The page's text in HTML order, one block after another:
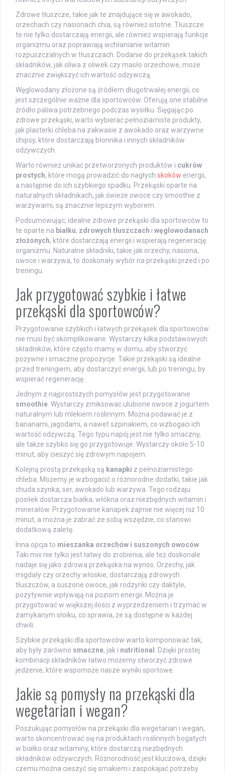
Zdrowe tłuszcze, takie jak te znajdujące się w awokado,
orzechach czy nasionach chia, są również istotne. Tłuszcze
te nie tylko dostarczają energii, ale również wspierają funkcje
organizmu oraz poprawiają wchłanianie witamin
rozpuszczalnych w tłuszczach. Dodanie do przekąsek takich
składników, jak oliwa z oliwek czy masło orzechowe, może
znacznie zwiększyć ich wartość odżywczą.
Węglowodany złożone są źródłem długotrwałej energii, co
jest szczególnie ważne dla sportowców. Oferują one stabilne
źródło paliwa potrzebnego podczas wysiłku. Sięgając po
zdrowe przekąski, warto wybierać pełnoziarniste produkty,
jak plasterki chleba na zakwasie z awokado oraz warzywne
chipsy, które dostarczają błonnika i innych składników
odżywczych.
Warto również unikać przetworzonych produktów i cukrów
prostych, które mogą prowadzić do nagłych skoków energii,
a następnie do ich szybkiego spadku. Przekąski oparte na
naturalnych składnikach, jak świeże owoce czy smoothie z
warzywami, są znacznie lepszym wyborem.
Podsumowując, idealne zdrowe przekąski dla sportowców to
te oparte na białku, zdrowych tłuszczach i węglowodanach
złożonych, które dostarczają energii i wspierają regenerację
organizmu. Naturalne składniki, takie jak orzechy, nasiona,
owoce i warzywa, to doskonały wybór na przekąski przed i po
treningu.
Jak przygotować szybkie i łatwe
przekąski dla sportowców?
Przygotowanie szybkich i łatwych przekąsek dla sportowców
nie musi być skomplikowane. Wystarczy kilka podstawowych
składników, które często mamy w domu, aby stworzyć
pożywne i smaczne propozycje. Takie przekąski są idealne
przed treningiem, aby dostarczyć energii, lub po treningu, by
wspierać regenerację.
Jednym z najprostszych pomysłów jest przygotowanie
smoothie . Wystarczy zmiksować ulubione owoce z jogurtem
naturalnym lub mlekiem roślinnym. Można podawać je z
bananami, jagodami, a nawet szpinakiem, co wzbogaci ich
wartość odżywczą. Tego typu napój jest nie tylko smaczny,
ale także szybko się go przygotowuje. Wystarczy około 5-10
minut, aby cieszyć się zdrowym napojem.
Kolejną prostą przekąską są kanapki z pełnoziarnistego
chleba. Możemy je wzbogacić o różnorodne dodatki, takie jak
chuda szynka, ser, awokado lub warzywa. Tego rodzaju
posiłek dostarcza białka, włókna oraz niezbędnych witamin i
minerałów. Przygotowanie kanapek zajmie nie więcej niż 10
minut, a można je zabrać ze sobą wszędzie, co stanowi
dodatkową zaletę.
Inna opcja to mieszanka orzechów i suszonych owoców
Taki mix nie tylko jest łatwy do zrobienia, ale też doskonale
nadaje się jako zdrowa przekąska na wynos. Orzechy, jak
migdały czy orzechy włoskie, dostarczają zdrowych
tłuszczów, a suszone owoce, jak rodzynki czy daktyle,
pozytywnie wpływają na poziom energii. Można je
przygotować w większej ilości z wyprzedzeniem i trzymać w
zamykanym słoiku, co sprawia, że są dostępne w każdej
chwili.
Szybkie przekąski dla sportowców warto komponować tak,
aby były zarówno smaczne, jak i nutritional
. Dzięki prostej
kombinacji składników łatwo możemy stworzyć zdrowe
jedzenie, które wspomoże nasze wyniki sportowe.
Jakie są pomysły na przekąski dla
wegetarian i wegan?
Poszukując pomysłów na przekąski dla wegetarian i wegan,
warto skoncentrować się na produktach roślinnych bogatych
w białko oraz witaminy, które dostarczą niezbędnych
składników odżywczych. Różnorodność jest kluczowa, dzięki
czemu można cieszyć się smakiem i zaspokajać potrzeby